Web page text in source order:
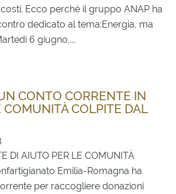
Ecco perché il gruppo ANAP ha
dedicato al tema:Energia, ma
6 giugno,...
CONTO CORRENTE IN
COLPITE DAL
DI AIUTO PER LE COMUNITÀ
Emilia-Romagna ha
per raccogliere donazioni